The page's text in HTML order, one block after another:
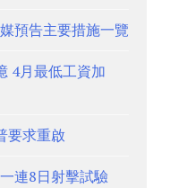
預告主要措施一覽
4月最低工資加
要求重啟
連8日射擊試驗